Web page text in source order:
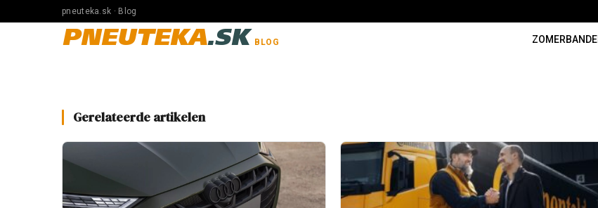
pneuteka.sk · Blog
PNEUTEKA.SK BLOG
Gerelateerde artikelen